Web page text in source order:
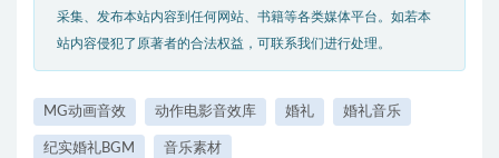
采集、发布本站内容到任何网站、书籍等各类媒体平台。如若本
站内容侵犯了原著者的合法权益，可联系我们进行处理。
MG动画音效 动作电影音效库 婚礼 婚礼音乐
纪实婚礼BGM 音乐素材